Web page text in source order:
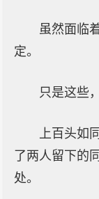
虽然面临
定。
只是这些
上百头如
了两人留下的
处。